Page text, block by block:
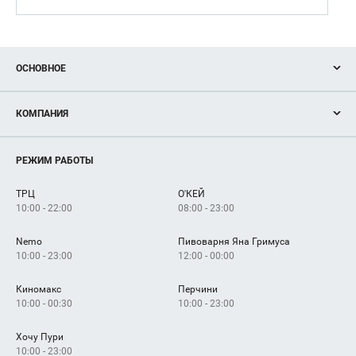
ОСНОВНОЕ
Новости
Магазины
Услуги
КОМПАНИЯ
Рекламодателям
Как добраться
РЕЖИМ РАБОТЫ
ТРЦ
10:00 - 22:00
О'КЕЙ
08:00 - 23:00
Nemo
10:00 - 23:00
Пивоварня Яна Гримуса
12:00 - 00:00
Киномакс
10:00 - 00:30
Перчини
10:00 - 23:00
Хочу Пури
10:00 - 23:00